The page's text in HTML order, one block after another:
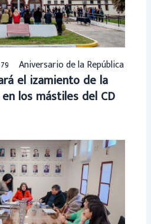
Aniversario de la República
el izamiento de la
los mástiles del CD